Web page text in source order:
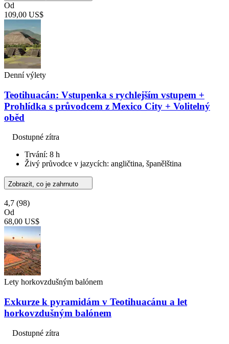
Od
109,00 US$
Denní výlety
Teotihuacán: Vstupenka s rychlejším vstupem +
Prohlídka s průvodcem z Mexico City + Volitelný
oběd
Dostupné zítra
Trvání: 8 h
Živý průvodce v jazycích: angličtina, španělština
Zobrazit, co je zahrnuto
4,7 (98)
Od
68,00 US$
Lety horkovzdušným balónem
Exkurze k pyramidám v Teotihuacánu a let
horkovzdušným balónem
Dostupné zítra